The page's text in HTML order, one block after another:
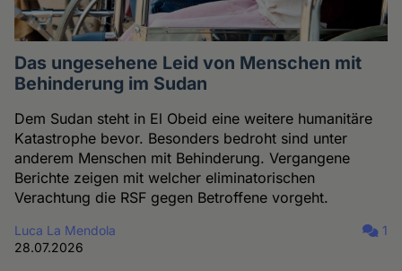
Das ungesehene Leid von Menschen mit
Behinderung im Sudan
Dem Sudan steht in El Obeid eine weitere humanitäre
Katastrophe bevor. Besonders bedroht sind unter
anderem Menschen mit Behinderung. Vergangene
Berichte zeigen mit welcher eliminatorischen
Verachtung die RSF gegen Betroffene vorgeht.
Luca La Mendola
28.07.2026
1